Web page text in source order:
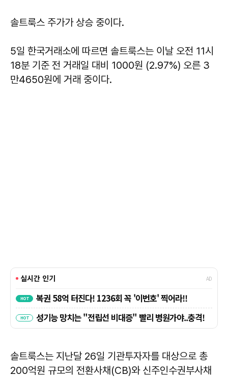
솔트룩스 주가가 상승 중이다.
5일 한국거래소에 따르면 솔트룩스는 이날 오전 11시
18분 기준 전 거래일 대비 1000원 (2.97%) 오른 3
만4650원에 거래 중이다.
솔트룩스는 지난달 26일 기관투자자를 대상으로 총
200억원 규모의 전환사채(CB)와 신주인수권부사채